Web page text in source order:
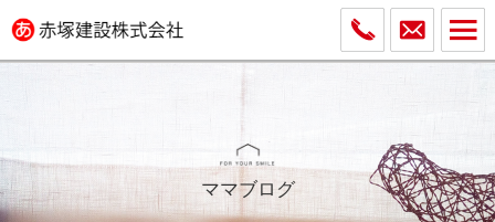
ママブログ